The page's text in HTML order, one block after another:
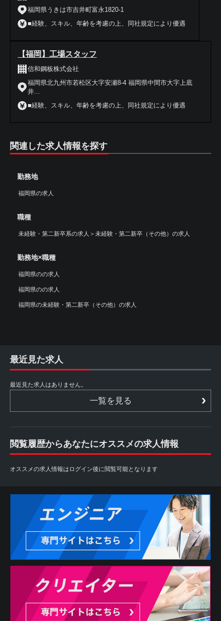
福岡県うきは市吉井町富永1820-1
■経験、スキル、年齢を考慮の上、同社規定により優遇
【福岡】工場スタッフ
信和鋼板株式会社
福岡県北九州市若松区大字安瀬8-4 福岡県中間市大字上底
井...
■経験、スキル、年齢を考慮の上、同社規定により優遇
関連した求人情報を探す
勤務地
福岡県の求人
職種
未経験・第二新卒系の求人 ＞ 未経験・第二新卒（その他）の求人
勤務地×職種
福岡県のの求人
福岡県のの求人
福岡県の未経験・第二新卒（その他）の求人
最近見た求人
最近見た求人はありません。
一覧を見る
閲覧履歴からあなたにオススメの求人情報
オススメの求人情報はログイン後に閲覧可能となります